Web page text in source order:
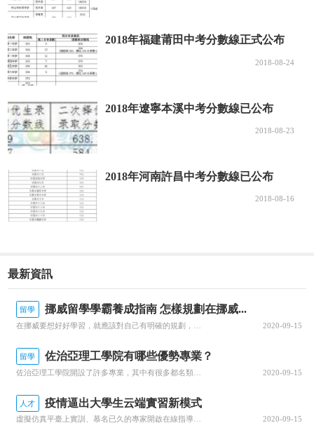
2018年福建莆田中考分數線正式公布
2018-08-24
2018年遼寧本溪中考分數線已公布
2018-08-23
2018年河南許昌中考分數線已公布
2018-08-16
最新資訊
留學 挪威留學學霸養成指南 怎樣規劃在挪威...
2020-09-15
留學 佐治亞理工學院有哪些優勢專業？
2020-09-15
人才 疫情逼出大學生云端實習新模式
2020-09-15